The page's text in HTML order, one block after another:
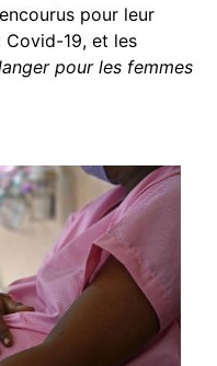
pour leur
19, et les
pour les femmes